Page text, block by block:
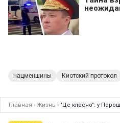
нацменшины Киотский протокол
Главная › Жизнь › "Це класно": у